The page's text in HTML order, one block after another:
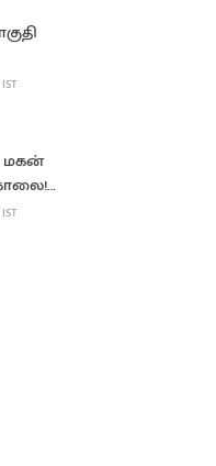
மகன்